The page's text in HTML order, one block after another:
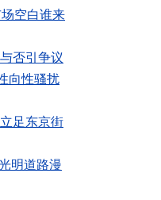
空白谁来
否引争议
向性骚扰
足东京街
明道路漫